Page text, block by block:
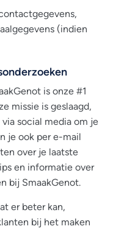
(indien
is onze #1
missie is geslaagd,
social media om je
je ook per e-mail
over je laatste
en informatie over
bij SmaakGenot.
er beter kan,
bij het maken